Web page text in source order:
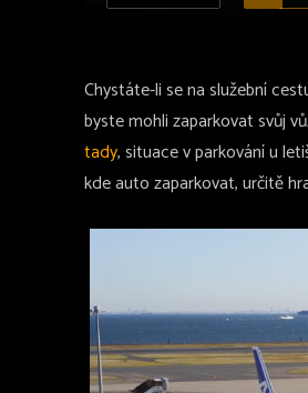
Chystáte-li se na služební
byste mohli zaparkovat svůj
tady, situace v parkování u
kde auto zaparkovat, určitě